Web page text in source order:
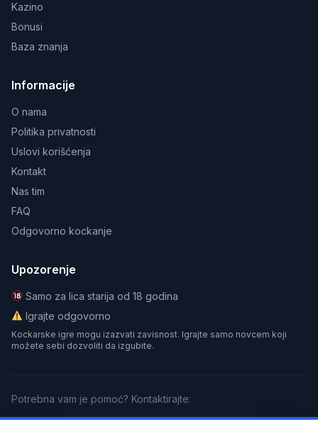
Kazino
Bonusi
Baza znanja
Informacije
O nama
Politika privatnosti
Uslovi korišćenja
Kontakt
Nas tim
FAQ
Odgovorno kockanje
Upozorenje
Samo za lica starija od 18 godina
Igrajte odgovorno
Kockarske igre mogu izazvati zavisnost. Igrajte samo novcem koji
možete sebi dozvoliti da izgubite.
Potrebna vam je pomoć? Kontaktirajte:
GamCareBeGambleAwareGamblers Anonymous